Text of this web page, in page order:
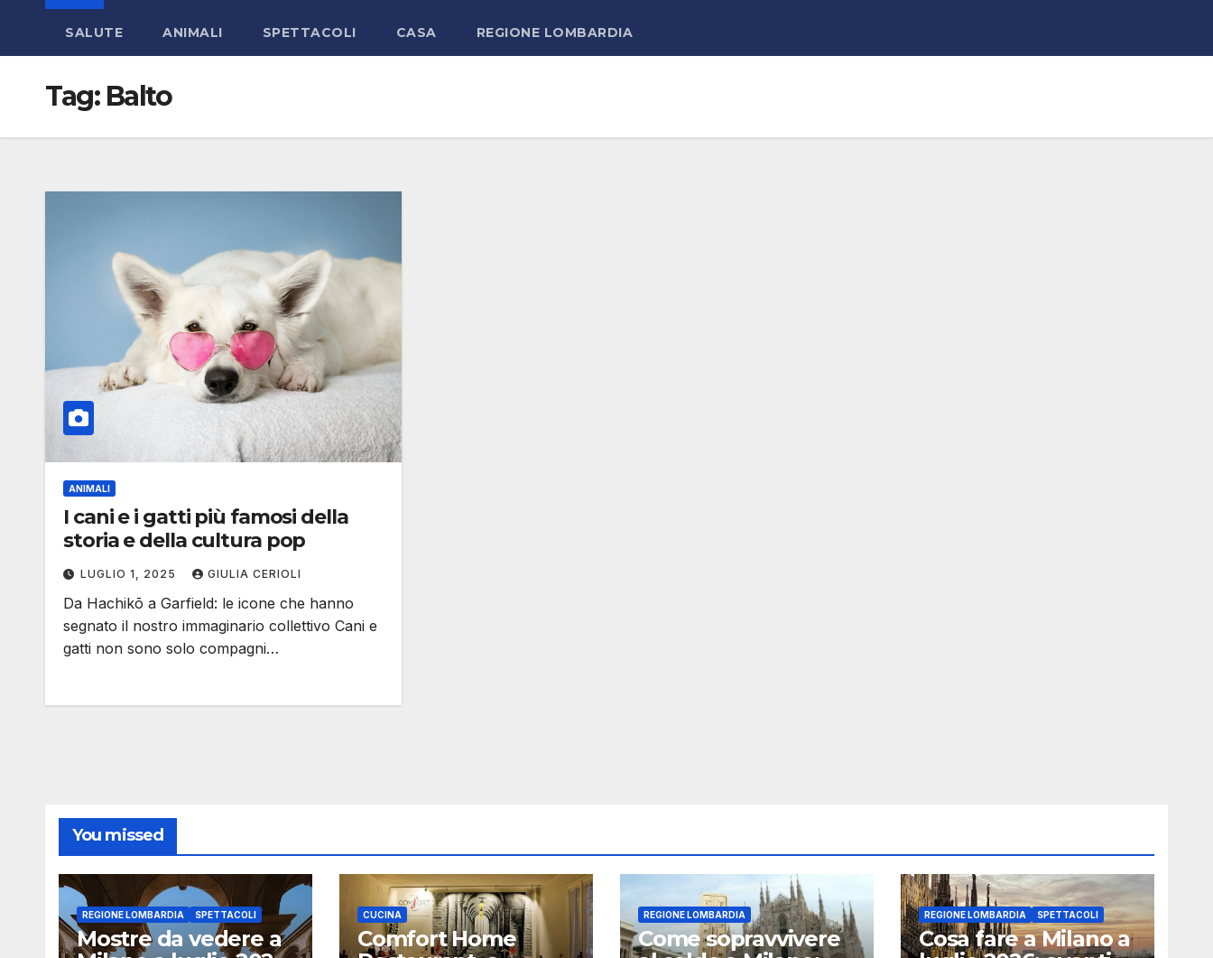
SALUTE ANIMALI SPETTACOLI CASA REGIONE LOMBARDIA
Tag: Balto
ANIMALI
I cani e i gatti più famosi della
storia e della cultura pop
LUGLIO 1, 2025 GIULIA CERIOLI
Da Hachikō a Garfield: le icone che hanno
segnato il nostro immaginario collettivo Cani e
gatti non sono solo compagni…
You missed
REGIONE LOMBARDIA SPETTACOLI
Mostre da vedere a
CUCINA
Comfort Home
REGIONE LOMBARDIA
Come sopravvivere
REGIONE LOMBARDIA SPETTACOLI
Cosa fare a Milano a